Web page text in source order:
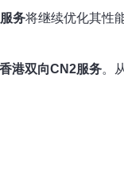
务将继续优化其性
香港双向CN2服务。